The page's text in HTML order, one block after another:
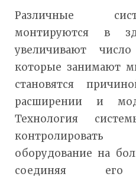
Различные
монтируются в
увеличивают
которые занимают
становятся
расширении и
Технология
оборудование на
соединяя